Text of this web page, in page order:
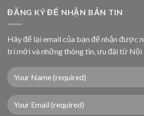
ĐĂNG KÝ ĐỂ NHẬN BẢN TIN
Hãy để lại email của bạn để nhận được
trí mới và những thông tin, ưu đãi từ